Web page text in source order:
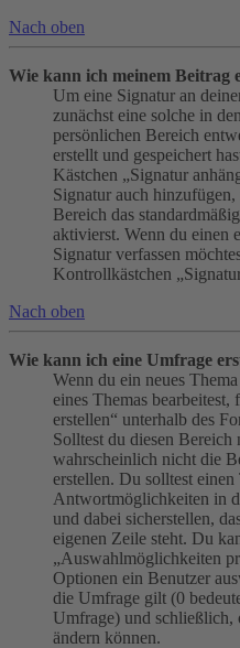
Nach oben
Wie kann ich meinem Beitrag
Um eine Signatur an
zunächst eine solche in
persönlichen Bereich
erstellt und gespeichert
Kästchen „Signatur
Signatur auch
Bereich das
aktivierst. Wenn du einen
Signatur verfassen
Kontrollkästchen
Nach oben
Wie kann ich eine Umfrage
Wenn du ein neues
eines Themas
erstellen“ unterhalb des
Solltest du diesen Bereich
wahrscheinlich nicht die
erstellen. Du solltest
Antwortmöglichkeiten in
und dabei sicherstellen,
eigenen Zeile steht. Du
„Auswahlmöglichkeiten
Optionen ein Benutzer
die Umfrage gilt (0
Umfrage) und schließlich,
ändern können.